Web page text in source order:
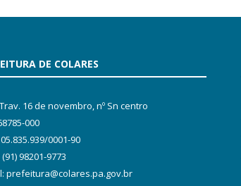
DE COLARES
16 de novembro, nº Sn centro
000
05.835.939/0001-90
98201-9773
prefeitura@colares.pa.gov.br